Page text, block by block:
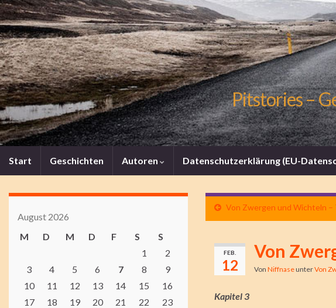
Pitstories –
Start Geschichten Autoren Datenschutzerklärung (EU-
Von Zwergen und Wichteln –
FEB.
12
Von
Von NiffnaseunterVon
Kapitel 3
August 2026
M
D M D F S
S
1
2
3
4 5 6 7 8
9
10
11 12 13 14 15
16
17
18 19 20 21 22
23